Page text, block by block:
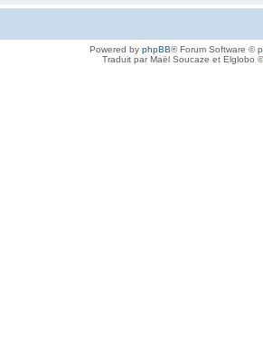
Powered by phpBB® Forum Software ©
Traduit par Maël Soucaze et Elglobo